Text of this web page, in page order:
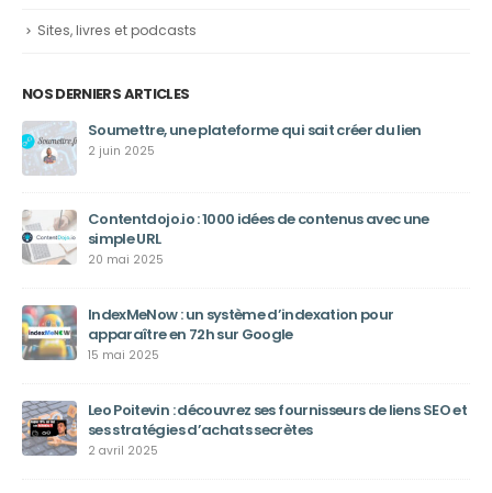
Sites, livres et podcasts
NOS DERNIERS ARTICLES
Soumettre, une plateforme qui sait créer du lien
2 juin 2025
Contentdojo.io : 1000 idées de contenus avec une
simple URL
20 mai 2025
IndexMeNow : un système d’indexation pour
apparaître en 72h sur Google
15 mai 2025
Leo Poitevin : découvrez ses fournisseurs de liens SEO et
ses stratégies d’achats secrètes
2 avril 2025